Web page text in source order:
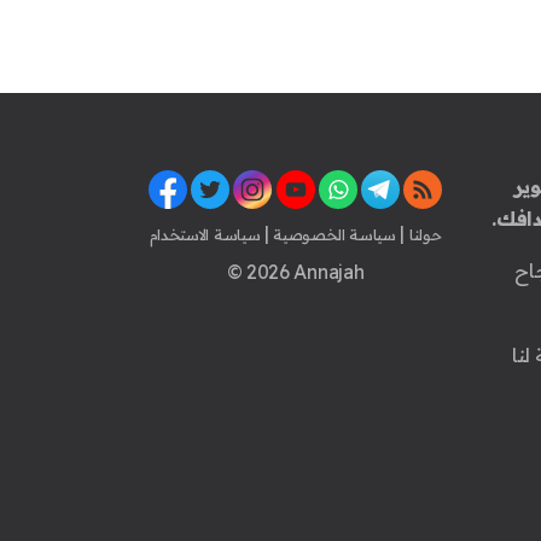
حولنا | سياسة الخصوصية | سياسة الاستخدام
© 2026 Annajah